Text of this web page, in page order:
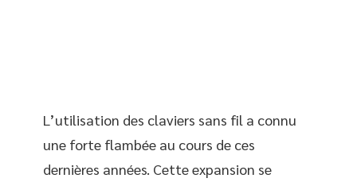
L’utilisation des claviers sans fil a connu
une forte flambée au cours de ces
dernières années. Cette expansion se